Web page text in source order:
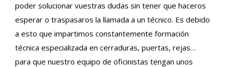
poder solucionar vuestras dudas sin tener que haceros
esperar o traspasaros la llamada a un técnico. Es debido
a esto que impartimos constantemente formación
técnica especializada en cerraduras, puertas, rejas…
para que nuestro equipo de oficinistas tengan unos